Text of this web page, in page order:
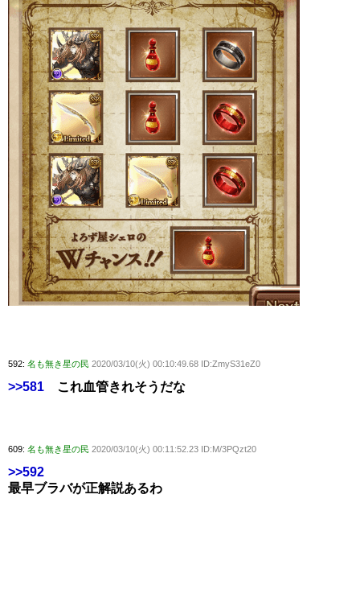
592: 名も無き星の民 2020/03/10(火) 00:10:49.68 ID:ZmyS31eZ0
>>581 これ血管きれそうだな
609: 名も無き星の民 2020/03/10(火) 00:11:52.23 ID:M/3PQzt20
>>592
最早ブラバが正解説あるわ